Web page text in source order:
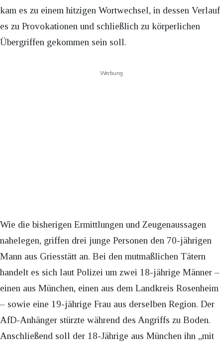
kam es zu einem hitzigen Wortwechsel, in dessen Verlauf
es zu Provokationen und schließlich zu körperlichen
Übergriffen gekommen sein soll.
Werbung
Wie die bisherigen Ermittlungen und Zeugenaussagen
nahelegen, griffen drei junge Personen den 70-jährigen
Mann aus Griesstätt an. Bei den mutmaßlichen Tätern
handelt es sich laut Polizei um zwei 18-jährige Männer –
einen aus München, einen aus dem Landkreis Rosenheim
– sowie eine 19-jährige Frau aus derselben Region. Der
AfD-Anhänger stürzte während des Angriffs zu Boden.
Anschließend soll der 18-Jährige aus München ihn „mit